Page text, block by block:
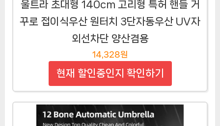
울트라 초대형 140cm 고리형 특허 핸들 거
꾸로 접이식우산 원터치 3단자동우산 UV자
외선차단 양산겸용
14,328원
현재 할인중인지 확인하기